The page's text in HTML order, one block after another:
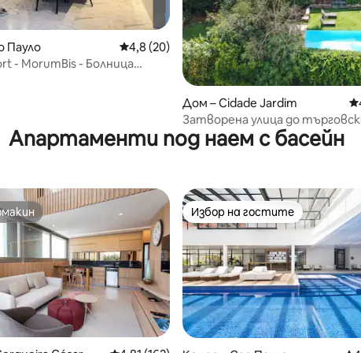
5, 201 отзива
Пауло Средна оценка: 4,8 от 5, 20 отзива
4,8 (20)
- MorumBis - Болница
Дом – Cidade Jardim
Затворена улица до
център Cidade Jardim и
Einstein
Апартаменти под наем с басейн
Избор на гостите
Избор на гостите